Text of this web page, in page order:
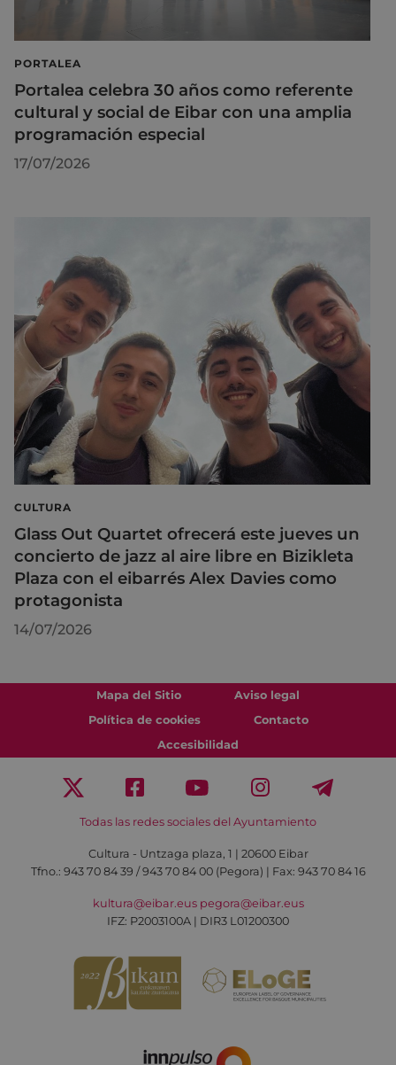
PORTALEA
Portalea celebra 30 años como referente
cultural y social de Eibar con una amplia
programación especial
17/07/2026
CULTURA
Glass Out Quartet ofrecerá este jueves un
concierto de jazz al aire libre en Bizikleta
Plaza con el eibarrés Alex Davies como
protagonista
14/07/2026
Mapa del Sitio
Aviso legal
Política de cookies
Contacto
Accesibilidad
Todas las redes sociales del Ayuntamiento
Cultura - Untzaga plaza, 1 | 20600 Eibar
Tfno.: 943 70 84 39 / 943 70 84 00 (Pegora) | Fax: 943 70 84 16
kultura@eibar.eus pegora@eibar.eus
IFZ: P2003100A | DIR3 L01200300